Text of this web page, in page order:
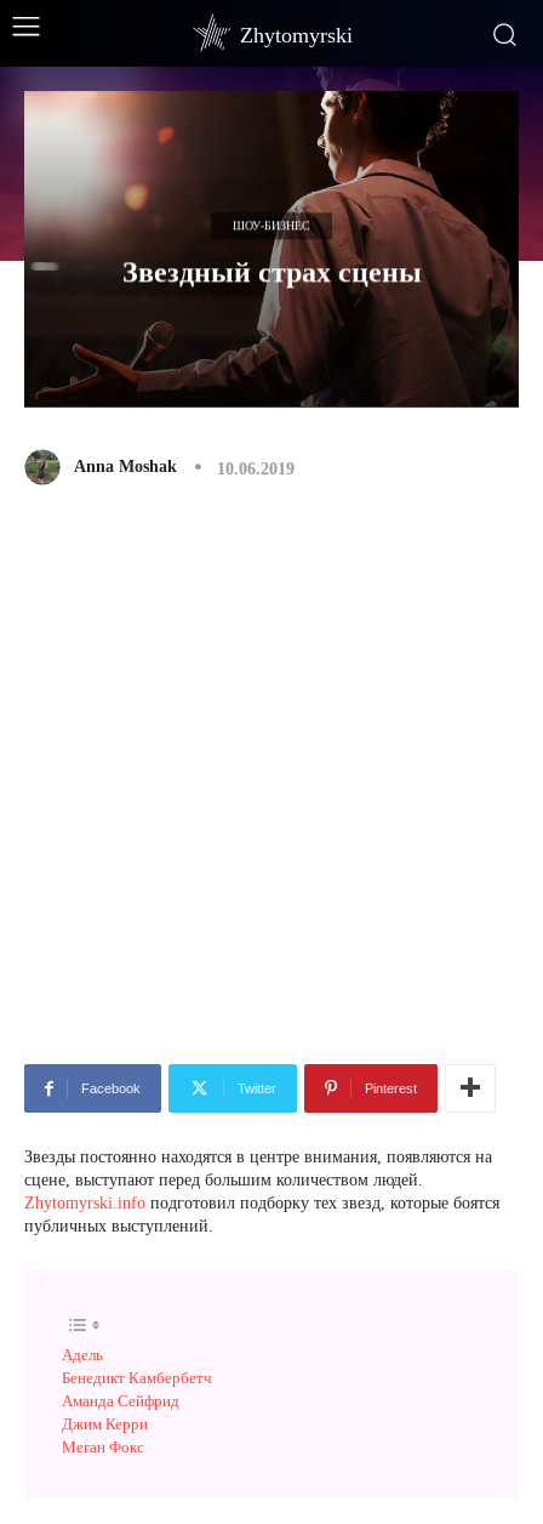
Zhytomyrski
ШОУ-БИЗНЕС
Звездный страх сцены
Anna Moshak 10.06.2019
Facebook Twitter Pinterest
Звезды постоянно находятся в центре внимания, появляются на
сцене, выступают перед большим количеством людей.
Zhytomyrski.info подготовил подборку тех звезд, которые боятся
публичных выступлений.
Адель
Бенедикт Камбербетч
Аманда Сейфрид
Джим Керри
Меган Фокс